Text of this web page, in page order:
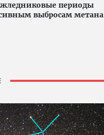
периоды
выбросам метана